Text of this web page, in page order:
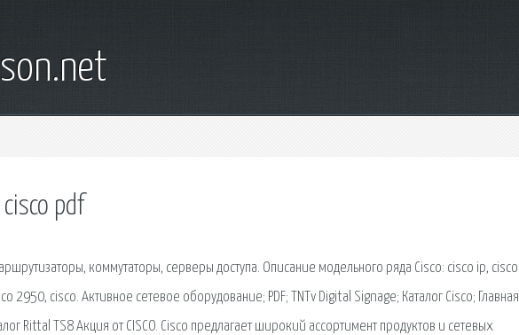
pdf
коммутаторы, серверы доступа. Описание модельного ряда Cisco: cisco ip, cisco
cisco. Активное сетевое оборудование; PDF; TNTv Digital Signage; Каталог Cisco; Главная
Rittal TS8 Акция от CISCO. Cisco предлагает широкий ассортимент продуктов и сетевых